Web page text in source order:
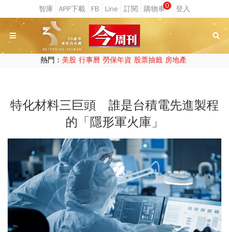
0
熱門： 美股 行事曆 勞保年資 股票抽籤 房地產
特化材料三巨頭 誰是台積電先進製程
的「隱形軍火庫」